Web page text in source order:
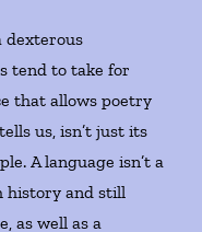
dexterous
tend to take for
that allows poetry
us, isn’t just its
A language isn’t a
history and still
as well as a